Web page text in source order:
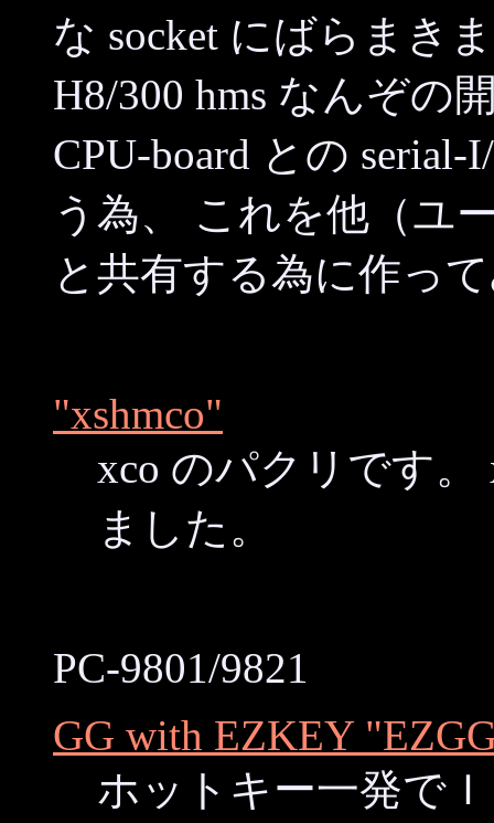
な socket にばらまき
H8/300 hms なんぞの
CPU-board との
う為、 これを他（ユ
と共有する為に作っ
"xshmco"
xco のパクリです
ました。
PC-9801/9821
GG with EZKEY
ホットキー一発で